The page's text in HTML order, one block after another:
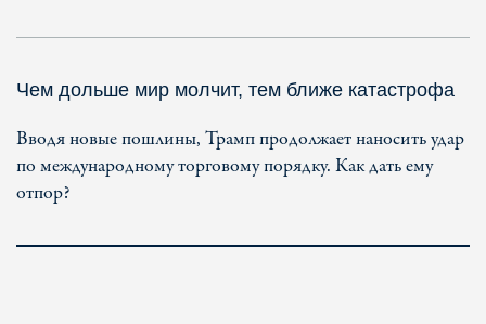
Чем дольше мир молчит, тем ближе катастрофа
Вводя новые пошлины, Трамп продолжает наносить удар
по международному торговому порядку. Как дать ему
отпор?